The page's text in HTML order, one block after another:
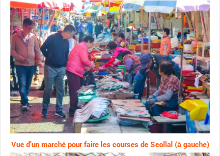
Vue d’un marché pour faire les courses de Seollal (à gauche)